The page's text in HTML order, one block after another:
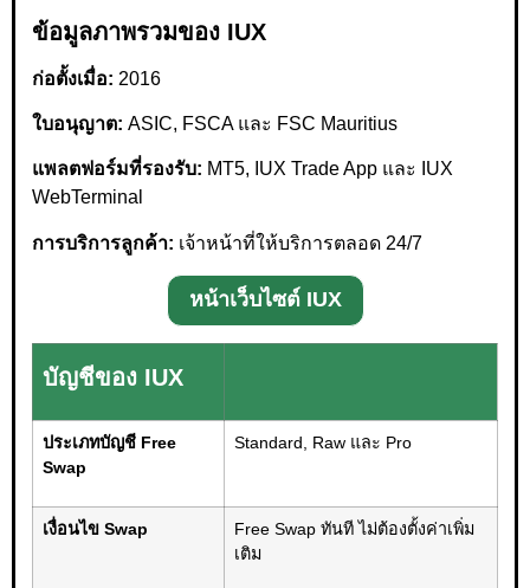
ข้อมูลภาพรวมของ IUX
ก่อตั้งเมื่อ: 2016
ใบอนุญาต: ASIC, FSCA และ FSC Mauritius
แพลตฟอร์มที่รองรับ: MT5, IUX Trade App และ IUX
WebTerminal
การบริการลูกค้า: เจ้าหน้าที่ให้บริการตลอด 24/7
หน้าเว็บไซต์ IUX
บัญชีของ IUX
ประเภทบัญชี Free
Swap
Standard, Raw และ Pro
เงื่อนไข Swap
Free Swap ทันที ไม่ต้องตั้งค่าเพิ่ม
เติม